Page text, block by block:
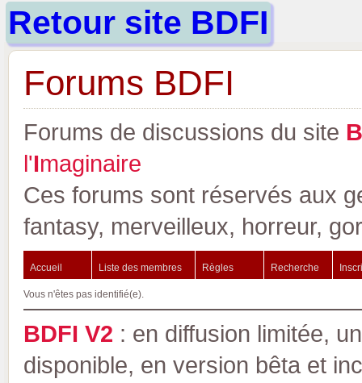
Retour site BDFI
Forums BDFI
Forums de discussions du site B
l'Imaginaire
Ces forums sont réservés aux
fantasy, merveilleux, horreur,
Accueil Liste des membres Règles Recherche
Vous n'êtes pas identifié(e).
BDFI V2 : en diffusion limitée,
disponible, en version bêta et